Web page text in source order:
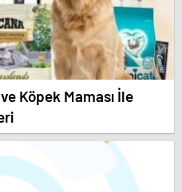
Köpek Maması İle